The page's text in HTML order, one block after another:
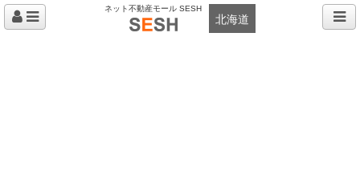
ネット不動産モール SESH
北海道